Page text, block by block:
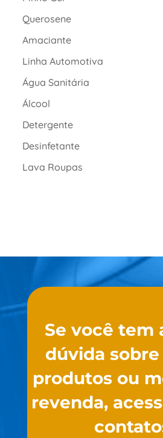
Querosene
Amaciante
Linha Automotiva
Água Sanitária
Álcool
Detergente
Desinfetante
Lava Roupas
Se você tem
dúvida sobre
produtos ou
revenda,